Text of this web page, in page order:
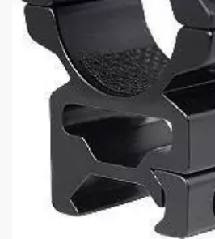
ΟΠΛΑ – ΚΥΝΗΓΙ – ΣΚΟΠΟΒΟΛΗ